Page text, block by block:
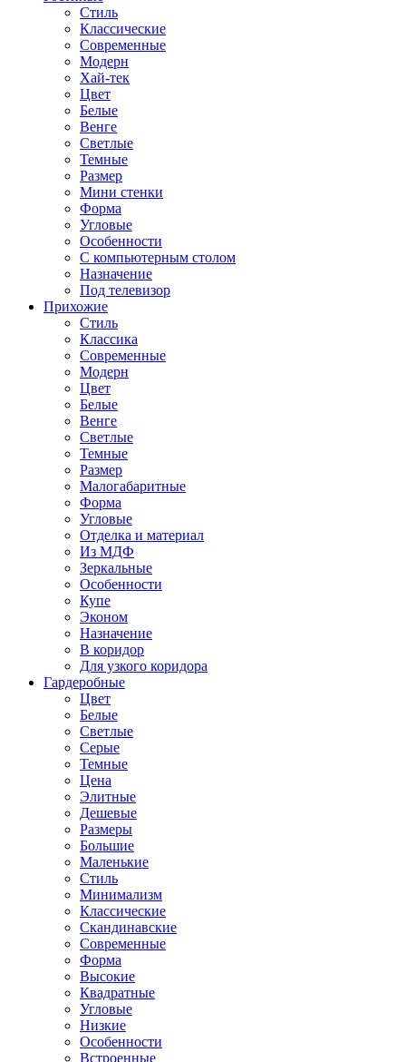
Стиль
Классические
Современные
Модерн
Хай-тек
Цвет
Белые
Венге
Светлые
Темные
Размер
Мини стенки
Форма
Угловые
Особенности
С компьютерным столом
Назначение
Под телевизор
Прихожие
Стиль
Классика
Современные
Модерн
Цвет
Белые
Венге
Светлые
Темные
Размер
Малогабаритные
Форма
Угловые
Отделка и материал
Из МДФ
Зеркальные
Особенности
Купе
Эконом
Назначение
В коридор
Для узкого коридора
Гардеробные
Цвет
Белые
Светлые
Серые
Темные
Цена
Элитные
Дешевые
Размеры
Большие
Маленькие
Стиль
Минимализм
Классические
Скандинавские
Современные
Форма
Высокие
Квадратные
Угловые
Низкие
Особенности
Встроенные